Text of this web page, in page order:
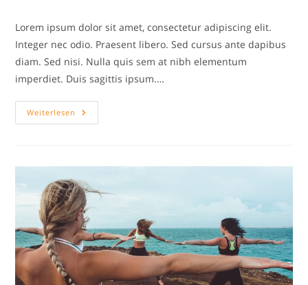
Lorem ipsum dolor sit amet, consectetur adipiscing elit.
Integer nec odio. Praesent libero. Sed cursus ante dapibus
diam. Sed nisi. Nulla quis sem at nibh elementum
imperdiet. Duis sagittis ipsum.…
Weiterlesen Praesent
Libro